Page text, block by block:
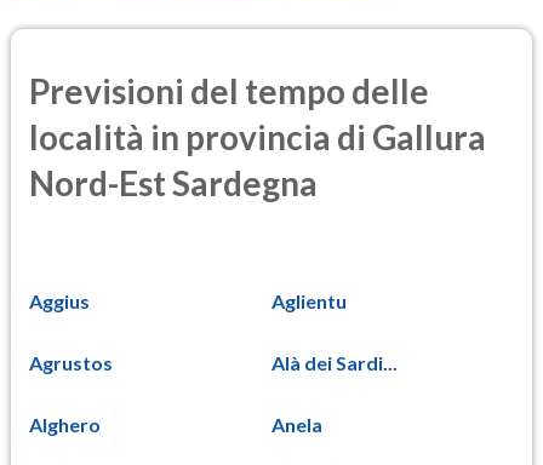
Previsioni del tempo delle
località in provincia di Gallura
Nord-Est Sardegna
Aggius Aglientu
Agrustos Alà dei Sardi...
Alghero Anela